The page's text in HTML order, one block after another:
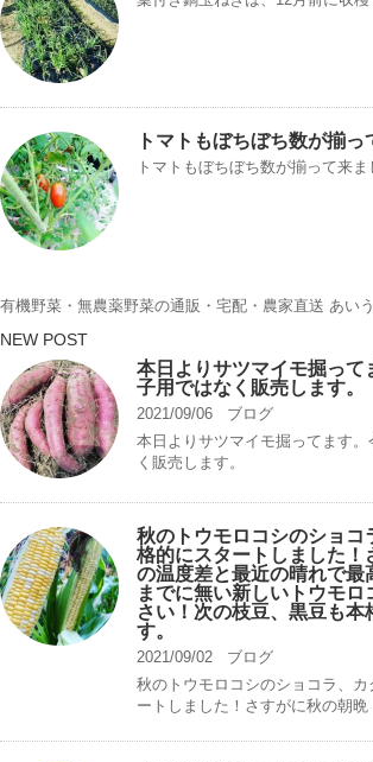
トマトもぼちぼち数が揃っ
トマトもぼちぼち数が揃って来ま
有機野菜・無農薬野菜の通販・宅配・農家直送 あい
NEW POST
本日よりサツマイモ掘って
子用ではなく販売します。
2021/09/06
ブログ
本日よりサツマイモ掘ってます
く販売します。
秋のトウモロコシのショコ
格的にスタートしました！
の温度差と最近の晴れで最
までに無い新しいトウモロ
さい！次の枝豆、黒豆も本
す。
2021/09/02
ブログ
秋のトウモロコシのショコラ、
ートしました！さすがに秋の朝晩